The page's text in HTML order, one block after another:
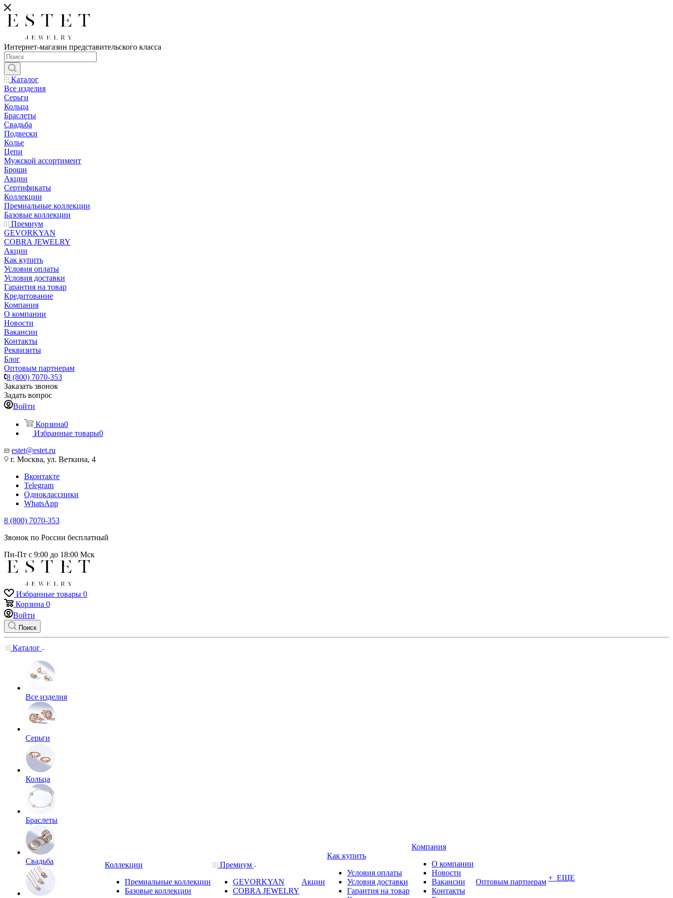
Интернет-магазин представительского класса
Каталог
Все изделия
Серьги
Кольца
Браслеты
Свадьба
Подвески
Колье
Цепи
Мужской ассортимент
Броши
Акции
Сертификаты
Коллекции
Премиальные коллекции
Базовые коллекции
Премиум
GEVORKYAN
COBRA JEWELRY
Акции
Как купить
Условия оплаты
Условия доставки
Гарантия на товар
Кредитование
Компания
О компании
Новости
Вакансии
Контакты
Реквизиты
Блог
Оптовым партнерам
8 (800) 7070-353
Заказать звонок
Задать вопрос
Войти
Корзина0
Избранные товары0
estet@estet.ru
г. Москва, ул. Веткина, 4
Вконтакте
Telegram
Одноклассники
WhatsApp
8 (800) 7070-353
Звонок по России бесплатный
Пн-Пт с 9:00 до 18:00 Мск
Избранные товары 0
Корзина 0
Войти
Поиск
Каталог
Все изделия
Серьги
Кольца
Браслеты
Свадьба
Коллекции
Премиальные коллекции
Базовые коллекции
Премиум
GEVORKYAN
COBRA JEWELRY
Акции
Как купить
Условия оплаты
Условия доставки
Гарантия на товар
Компания
О компании
Новости
Вакансии
Контакты
Оптовым партнерам + ЕЩЕ